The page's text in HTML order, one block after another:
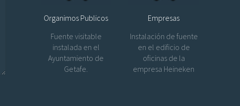
Organimos Publicos
Fuente visitable
instalada en el
Ayuntamiento de
Getafe.
Empresas
Instalación de fuente
en el edificio de
oficinas de la
empresa Heineken